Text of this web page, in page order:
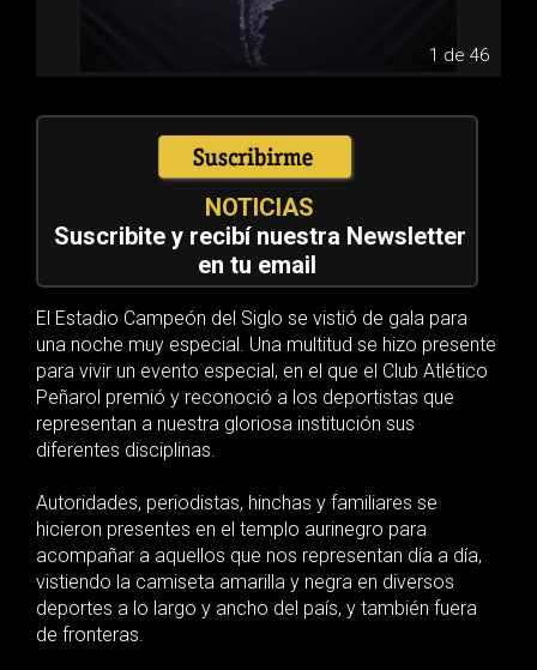
1 de 46
NOTICIAS
Suscribite y recibí nuestra Newsletter
en tu email
El Estadio Campeón del Siglo se vistió de gala para
una noche muy especial. Una multitud se hizo presente
para vivir un evento especial, en el que el Club Atlético
Peñarol premió y reconoció a los deportistas que
representan a nuestra gloriosa institución sus
diferentes disciplinas.
Autoridades, periodistas, hinchas y familiares se
hicieron presentes en el templo aurinegro para
acompañar a aquellos que nos representan día a día,
vistiendo la camiseta amarilla y negra en diversos
deportes a lo largo y ancho del país, y también fuera
de fronteras.